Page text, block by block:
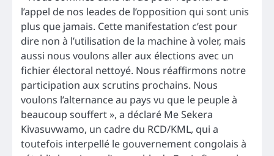
l’appel de nos leades de l’opposition qui sont unis
plus que jamais. Cette manifestation c’est pour
dire non à l’utilisation de la machine à voler, mais
aussi nous voulons aller aux élections avec un
fichier électoral nettoyé. Nous réaffirmons notre
participation aux scrutins prochains. Nous
voulons l’alternance au pays vu que le peuple à
beaucoup souffert », a déclaré Me Sekera
Kivasuvwamo, un cadre du RCD/KML, qui a
toutefois interpellé le gouvernement congolais à